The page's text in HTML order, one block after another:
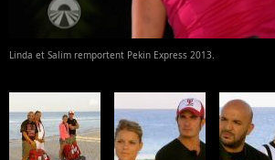
Linda et Salim remportent Pekin Express 2013.